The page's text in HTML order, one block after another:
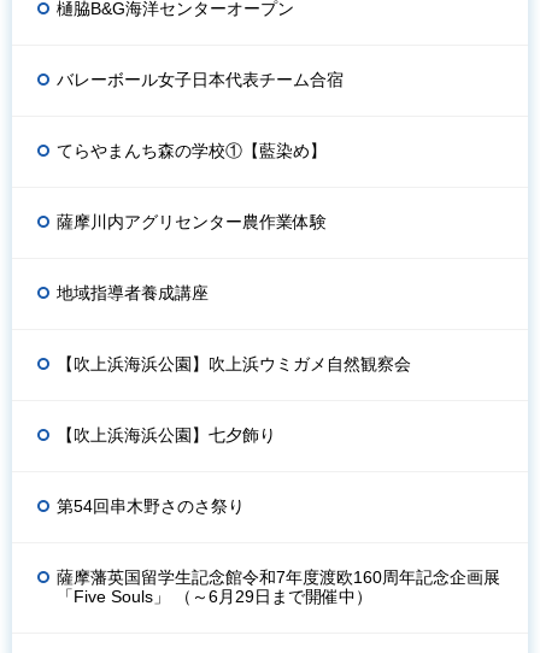
樋脇B&G海洋センターオープン
バレーボール女子日本代表チーム合宿
てらやまんち森の学校①【藍染め】
薩摩川内アグリセンター農作業体験
地域指導者養成講座
【吹上浜海浜公園】吹上浜ウミガメ自然観察会
【吹上浜海浜公園】七夕飾り
第54回串木野さのさ祭り
薩摩藩英国留学生記念館令和7年度渡欧160周年記念企画展
「Five Souls」 （～6月29日まで開催中）